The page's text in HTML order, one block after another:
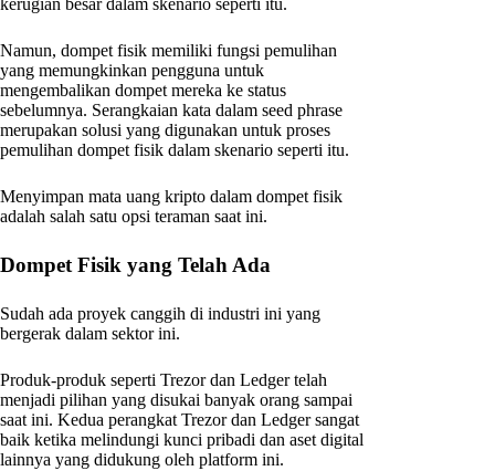
kerugian besar dalam skenario seperti itu.
Namun, dompet fisik memiliki fungsi pemulihan
yang memungkinkan pengguna untuk
mengembalikan dompet mereka ke status
sebelumnya. Serangkaian kata dalam seed phrase
merupakan solusi yang digunakan untuk proses
pemulihan dompet fisik dalam skenario seperti itu.
Menyimpan mata uang kripto dalam dompet fisik
adalah salah satu opsi teraman saat ini.
Dompet Fisik yang Telah Ada
Sudah ada proyek canggih di industri ini yang
bergerak dalam sektor ini.
Produk-produk seperti Trezor dan Ledger telah
menjadi pilihan yang disukai banyak orang sampai
saat ini. Kedua perangkat Trezor dan Ledger sangat
baik ketika melindungi kunci pribadi dan aset digital
lainnya yang didukung oleh platform ini.